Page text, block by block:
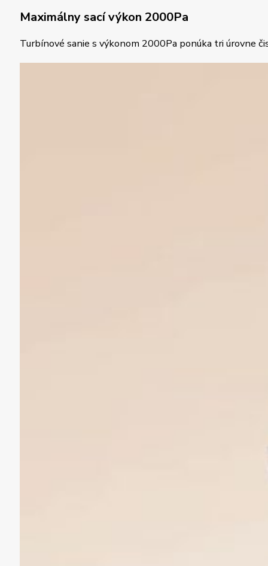
Maximálny sací výkon 2000Pa
Turbínové sanie s výkonom 2000Pa ponúka tri úrovne